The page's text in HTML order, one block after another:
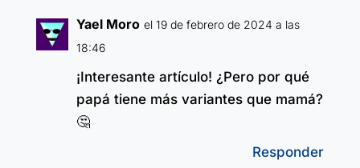
Yael Moro el 19 de febrero de 2024 a las
18:46
¡Interesante artículo! ¿Pero por qué
papá tiene más variantes que mamá?
🤔
Responder